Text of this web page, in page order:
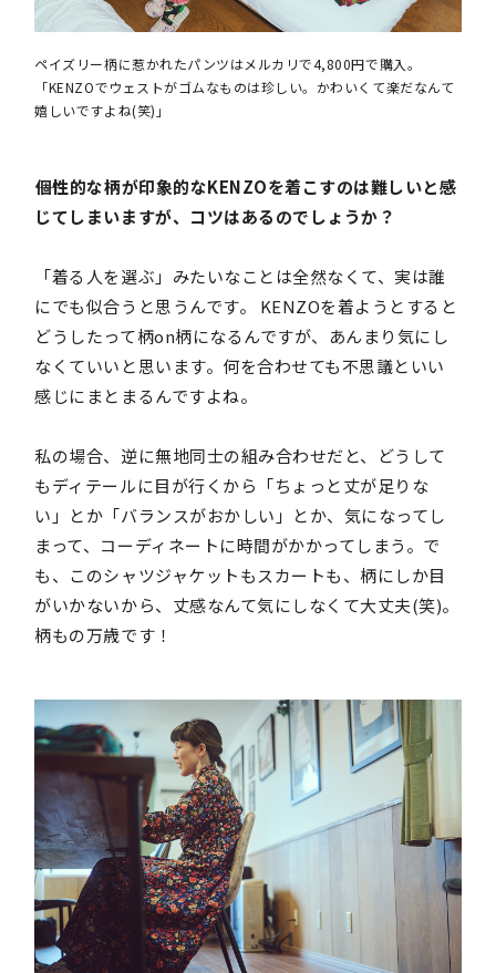
ペイズリー柄に惹かれたパンツはメルカリで4,800円で購入。
「KENZOでウェストがゴムなものは珍しい。かわいくて楽だなんて
嬉しいですよね(笑)」
――個性的な柄が印象的なKENZOを着こすのは難しいと感
じてしまいますが、コツはあるのでしょうか？
「着る人を選ぶ」みたいなことは全然なくて、実は誰
にでも似合うと思うんです。 KENZOを着ようとすると
どうしたって柄on柄になるんですが、あんまり気にし
なくていいと思います。何を合わせても不思議といい
感じにまとまるんですよね。
私の場合、逆に無地同士の組み合わせだと、どうして
もディテールに目が行くから「ちょっと丈が足りな
い」とか「バランスがおかしい」とか、気になってし
まって、コーディネートに時間がかかってしまう。で
も、このシャツジャケットもスカートも、柄にしか目
がいかないから、丈感なんて気にしなくて大丈夫(笑)。
柄もの万歳です！